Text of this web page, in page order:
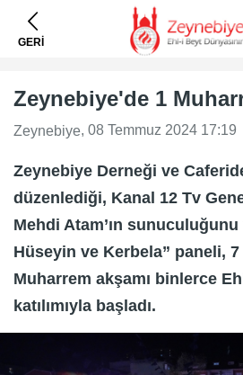
GERİ
Zeynebiye'de 1
Zeynebiye, 08 Temmuz 2024 17:19
Zeynebiye Derneği ve
düzenlediği, Kanal 12 Tv
Mehdi Atam’ın sunuculuğunu
Hüseyin ve Kerbela” paneli,
Muharrem akşamı binlerce
katılımıyla başladı.